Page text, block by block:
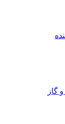
گاز